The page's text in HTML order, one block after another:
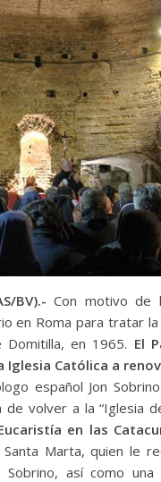
BV).-Con motivo de
en Roma para tratar
Domitilla, en 1965. El
Iglesia Católica a
español Jon
volver a la “Iglesia
en las
Marta, quien le
así como